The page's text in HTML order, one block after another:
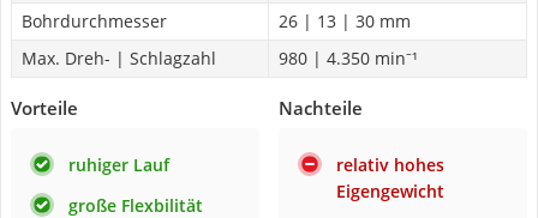
Bohrdurchmesser
26 | 13 | 30 mm
Max. Dreh- | Schlagzahl
980 | 4.350 min⁻¹
Vorteile
ruhiger Lauf
große Flexbilität
Nachteile
relativ hohes
Eigengewicht